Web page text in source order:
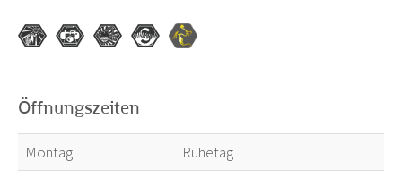
Öffnungszeiten
Montag
Ruhetag